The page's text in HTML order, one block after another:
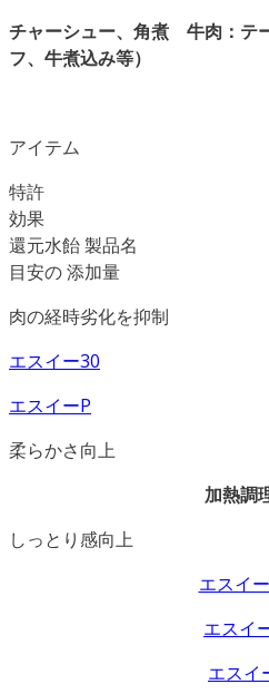
チャーシュー、角煮 牛肉：テ
フ、牛煮込み等）
アイテム
特許
効果
還元水飴 製品名
目安の 添加量
肉の経時劣化を抑制
エスイー30
エスイーP
柔らかさ向上
加熱調
しっとり感向上
エスイ
エスイ
エスイ